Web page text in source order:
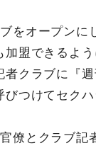
をオープンに
加盟できるよ
者クラブに『
びつけてセク
僚とクラブ記